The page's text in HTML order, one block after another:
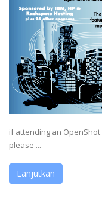
if attending an OpenShot
please ...
Lanjutkan